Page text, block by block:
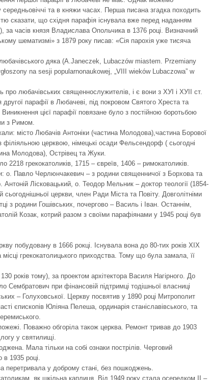
та в княжи часах. Перша писана згадка походить
сказати, що східня парафія існувала вже перед наданням
часів князя Владислава Опольчика в 1376 році. Визначний
шематизмі» з 1879 року писав: «Сія парохія уже тисяча
дяка (А.Janeczek, Lubaczów miastem. Przemiany
na sesji popularnonaukowej, „VIII wieków Lubaczowa” w
про любачівських священнослужителів, і є вони з ХУІ і ХУІІ ст.
парафії в Любачеві, під покровом Святого Хреста та
цієї парафії повязане було з постійною боротьбою
з Римом.
місто Любачів Антоніки (частина Молодова),частина Борової
церквою, німецькі осади Фельсендорф ( сьогодні
Молодова), Острівец та Жуки.
2218 грекокатоликів, 1715 – євреїв, 1406 – римокатоликів.
о. Павло Черлюнчакевич – з родини священничої з Борхова та
Лісковацький, о. Теодор Мельник – доктор теології (1854-
церкви, член Ради Міста та Повіту. Довголітніми
з родини Гошівських, почергово – Василь і Іван. Останнім,
Козак, котрий разом з своїми парафіянами у 1945 році був
побудовану в 1666 рокці. Існувала вона до 80-тих років ХІХ
грекокатолицького приходства. Тому що була замала, її
років тому), за проектом архітектора Василя Нагірного. До
Сембратович при фінансовій підтримці тодішньої власниці
– Голуховської. Церкву посвятив у 1890 році Митрополит
єпископів Юліяна Пелеша, ординарія станіславівського, та
Поважно обгоріла також церква. Ремонт тривав до 1903
у святилищі.
Мала тільки на собі ознаки пострілів. Черговий
в 1935 році.
перетривала у доброму стані, без пошкоджень.
як шкільна каплиця. Від 1949 року стала осередком ІІ –